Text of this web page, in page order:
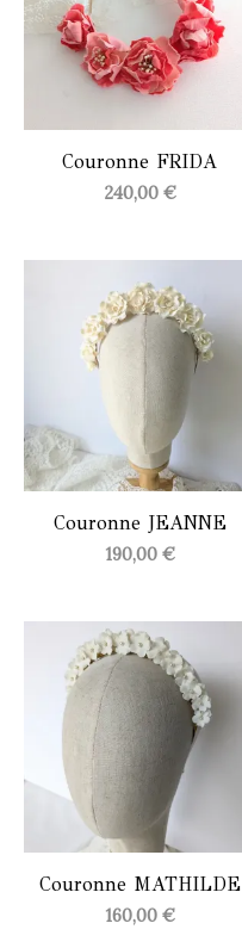
Couronne FRIDA
240,00 €
Couronne JEANNE
190,00 €
Couronne MATHILDE
160,00 €